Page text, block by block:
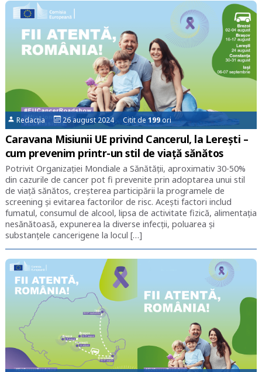
Redacția 26 august 2024 Citit de199ori
Caravana Misiunii UE privind Cancerul, la Lerești –
cum prevenim printr-un stil de viață sănătos
Potrivit Organizației Mondiale a Sănătății, aproximativ 30-50%
din cazurile de cancer pot fi prevenite prin adoptarea unui stil
de viață sănătos, creșterea participării la programele de
screening și evitarea factorilor de risc. Acești factori includ
fumatul, consumul de alcool, lipsa de activitate fizică, alimentația
nesănătoasă, expunerea la diverse infecții, poluarea și
substanțele cancerigene la locul […]